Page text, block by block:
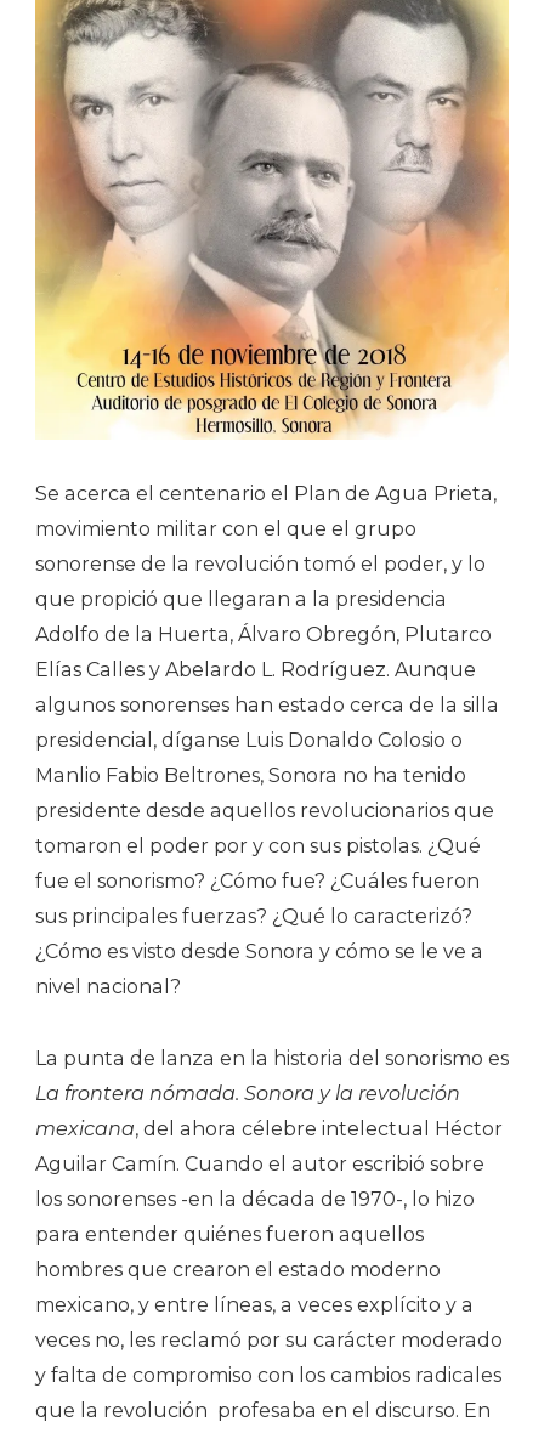
Se acerca el centenario el Plan de Agua Prieta,
movimiento militar con el que el grupo
sonorense de la revolución tomó el poder, y lo
que propició que llegaran a la presidencia
Adolfo de la Huerta, Álvaro Obregón, Plutarco
Elías Calles y Abelardo L. Rodríguez. Aunque
algunos sonorenses han estado cerca de la silla
presidencial, díganse Luis Donaldo Colosio o
Manlio Fabio Beltrones, Sonora no ha tenido
presidente desde aquellos revolucionarios que
tomaron el poder por y con sus pistolas. ¿Qué
fue el sonorismo? ¿Cómo fue? ¿Cuáles fueron
sus principales fuerzas? ¿Qué lo caracterizó?
¿Cómo es visto desde Sonora y cómo se le ve a
nivel nacional?
La punta de lanza en la historia del sonorismo es
La frontera nómada. Sonora y la revolución
mexicana, del ahora célebre intelectual Héctor
Aguilar Camín. Cuando el autor escribió sobre
los sonorenses -en la década de 1970-, lo hizo
para entender quiénes fueron aquellos
hombres que crearon el estado moderno
mexicano, y entre líneas, a veces explícito y a
veces no, les reclamó por su carácter moderado
y falta de compromiso con los cambios radicales
que la revolución profesaba en el discurso. En